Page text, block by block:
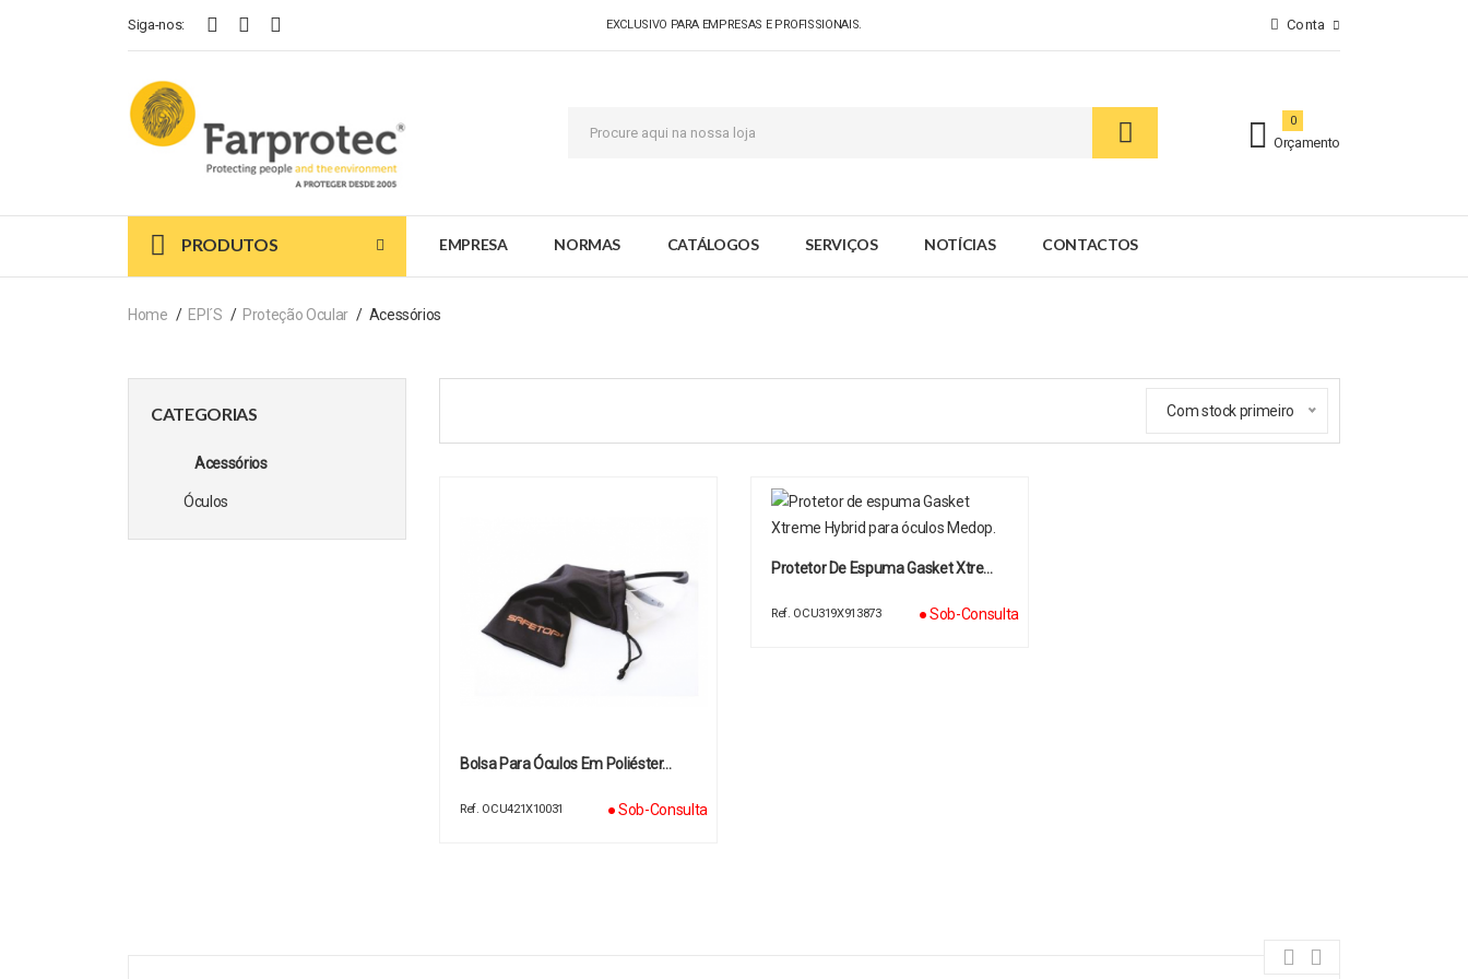
Siga-nos: EXCLUSIVO PARA EMPRESAS E PROFISSIONAIS. Conta
Orçamento
0
PRODUTOS EMPRESA NORMAS CATÁLOGOS SERVIÇOS NOTÍCIAS CONTACTOS
Home EPI´s Proteção Ocular Acessórios
CATEGORIAS
Acessórios
Óculos
Com stock primeiro
Bolsa Para Óculos Em Poliéster…
Ref. OCU421X10031 ● Sob-Consulta
Protetor De Espuma Gasket Xtre…
Ref. OCU319X913873 ● Sob-Consulta